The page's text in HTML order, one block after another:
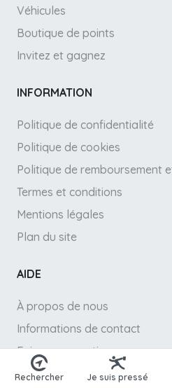
Rechercher Je suis pressé
Véhicules
Boutique de points
Invitez et gagnez
INFORMATION
Politique de confidentialité
Politique de cookies
Politique de remboursement
Termes et conditions
Mentions légales
Plan du site
AIDE
À propos de nous
Informations de contact
Foire aux questions
Points par réservation